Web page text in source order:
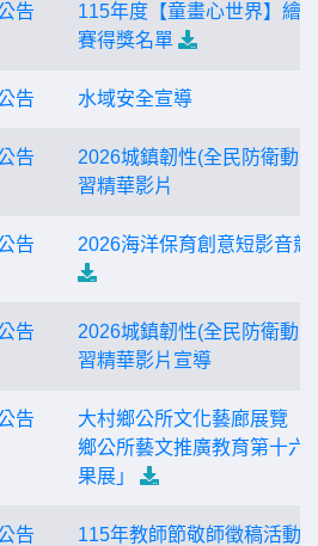
告
115年度【童畫心世界】繪
賽得獎名單
告 水域安全宣導
告
2026城鎮韌性(全民防衛動
習精華影片
告 2026海洋保育創意短影音競
告
2026城鎮韌性(全民防衛動
習精華影片宣導
告
大村鄉公所文化藝廊展覽「
鄉公所藝文推廣教育第十六
果展」
告 115年教師節敬師徵稿活動